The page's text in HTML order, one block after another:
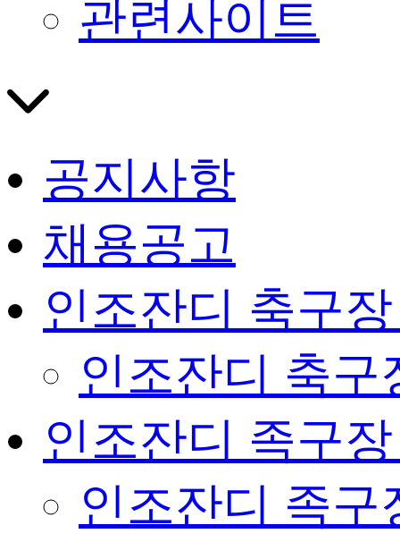
관련사이트
공지사항
채용공고
인조잔디 축구
인조잔디 축구
인조잔디 족구
인조잔디 족구